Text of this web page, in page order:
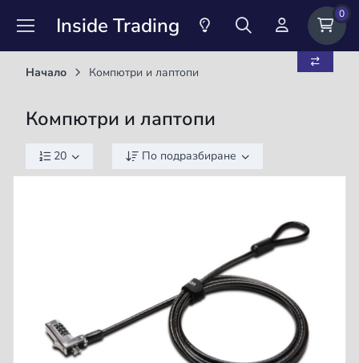
Inside Trading 0
Начало Компютри и лаптопи
Компютри и лаптопи
20 По подразбиране